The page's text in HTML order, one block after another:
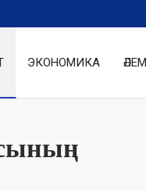
ЭКОНОМИКА ӘЛЕМ